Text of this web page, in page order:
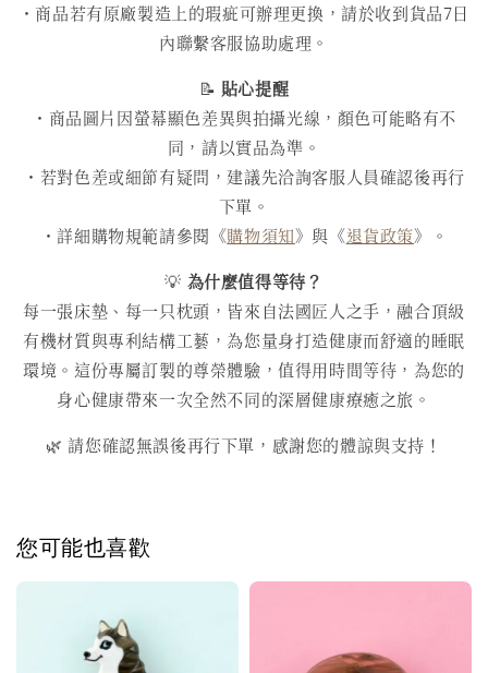
・商品若有原廠製造上的瑕疵可辦理更換，請於收到貨品7日
內聯繫客服協助處理。
📝 貼心提醒
・商品圖片因螢幕顯色差異與拍攝光線，顏色可能略有不
同，請以實品為準。
・若對色差或細節有疑問，建議先洽詢客服人員確認後再行
下單。
・詳細購物規範請參閱《購物須知》與《退貨政策》。
💡 為什麼值得等待？
每一張床墊、每一只枕頭，皆來自法國匠人之手，融合頂級
有機材質與專利結構工藝，為您量身打造健康而舒適的睡眠
環境。這份專屬訂製的尊榮體驗，值得用時間等待，為您的
身心健康帶來一次全然不同的深層健康療癒之旅。
🌿 請您確認無誤後再行下單，感謝您的體諒與支持！
您可能也喜歡